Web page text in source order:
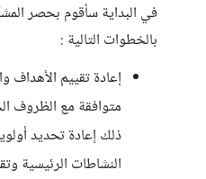
في البداية سأقوم بحصر
بالخطوات التالية :
إعادة تقييم الأهداف
متوافقة مع الظروف
ذلك إعادة تحديد
النشاطات الرئيسية